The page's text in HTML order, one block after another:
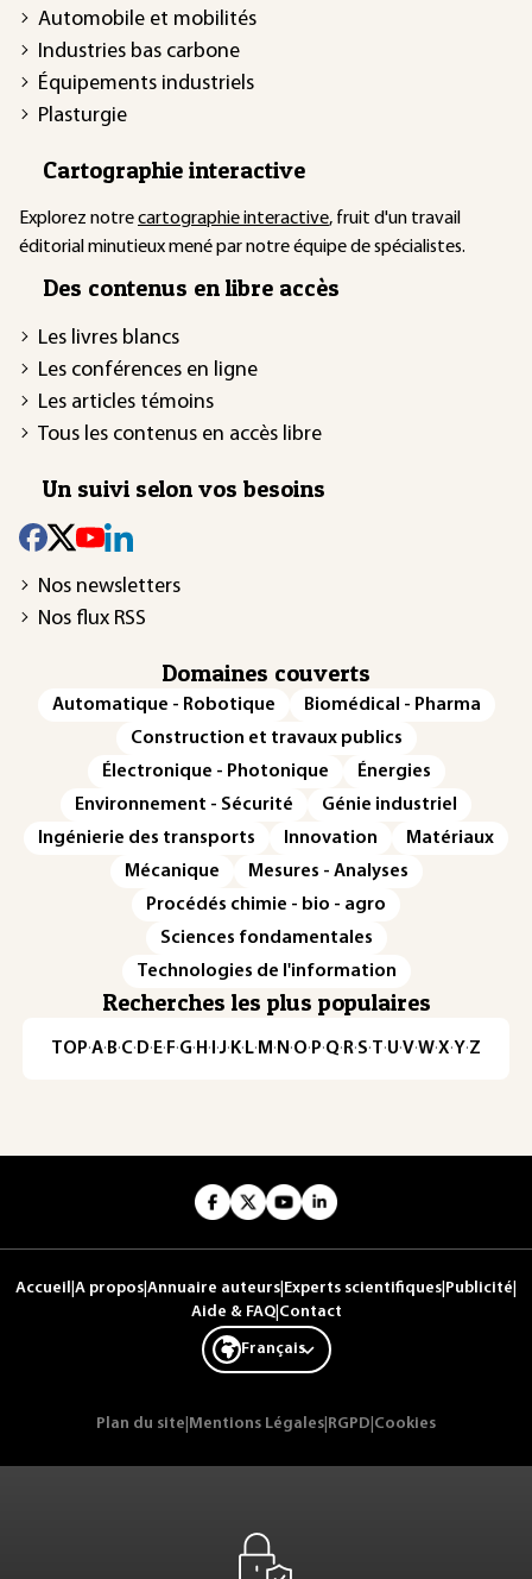
Automobile et mobilités
Industries bas carbone
Équipements industriels
Plasturgie
Cartographie interactive
Explorez notrecartographie interactive, fruit d'un travail
éditorial minutieux mené par notre équipe de spécialistes.
Des contenus en libre accès
Les livres blancs
Les conférences en ligne
Les articles témoins
Tous les contenus en accès libre
Un suivi selon vos besoins
Nos newsletters
Nos flux RSS
Domaines couverts
Automatique - Robotique
Biomédical - Pharma
Construction et travaux publics
Électronique - Photonique
Énergies
Environnement - Sécurité
Génie industriel
Ingénierie des transports
Innovation
Matériaux
Mécanique
Mesures - Analyses
Procédés chimie - bio - agro
Sciences fondamentales
Technologies de l'information
Recherches les plus populaires
TOP·A·B·C· D· E· F·G· H · ·J· K· L· M · N ·O· P·Q· R·S·T·U·V·W·X·Y·Z
Accueil A propos Annuaire auteurs Experts scientifiques Publicité
Aide & FAQ| Contact
Français
Plan du site Mentions Légales RGPD Cookies